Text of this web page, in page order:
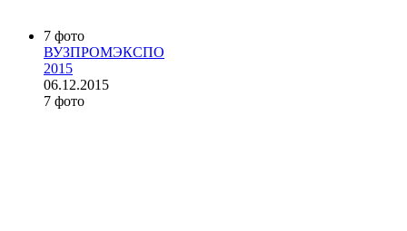
7 фото
ВУЗПРОМЭКСПО
2015
06.12.2015
7 фото